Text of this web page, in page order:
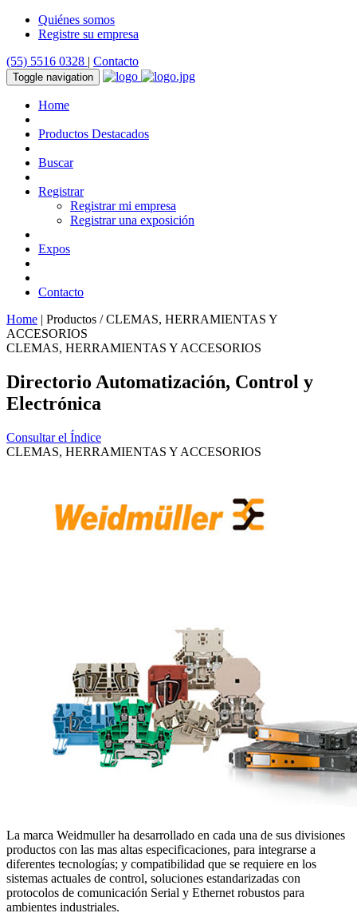
Quiénes somos
Registre su empresa
(55) 5516 0328 | Contacto
Toggle navigation
Home
Productos Destacados
Buscar
Registrar
Registrar mi empresa
Registrar una exposición
Expos
Contacto
Home | Productos / CLEMAS, HERRAMIENTAS Y
ACCESORIOS
CLEMAS, HERRAMIENTAS Y ACCESORIOS
Directorio Automatización, Control y
Electrónica
Consultar el Índice
CLEMAS, HERRAMIENTAS Y ACCESORIOS
La marca Weidmuller ha desarrollado en cada una de sus divisiones
productos con las mas altas especificaciones, para integrarse a
diferentes tecnologías; y compatibilidad que se requiere en los
sistemas actuales de control, soluciones estandarizadas con
protocolos de comunicación Serial y Ethernet robustos para
ambientes industriales.